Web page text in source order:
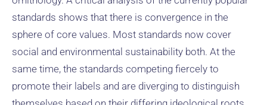
standards shows that there is convergence in the
sphere of core values. Most standards now cover
social and environmental sustainability both. At the
same time, the standards competing fiercely to
promote their labels and are diverging to distinguish